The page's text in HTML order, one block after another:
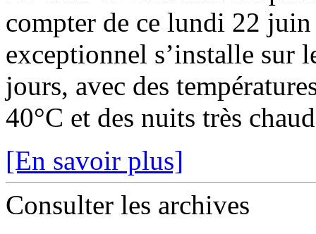
compter de ce lundi 22
exceptionnel s’installe sur
jours, avec des
40°C et des nuits très
[En savoir plus]
Consulter les archives